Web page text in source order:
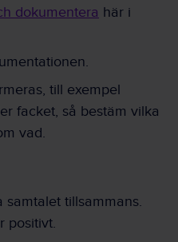
dokumentera här i
till exempel
facket, så bestäm vilka
vad.
samtalet tillsammans.
positivt.